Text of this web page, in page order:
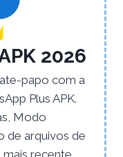
2026
papo com a
Plus APK.
Modo
de arquivos de
recente